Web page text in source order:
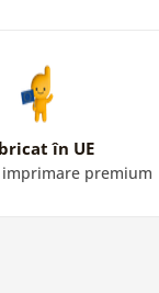
în UE
premium